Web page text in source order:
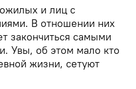
и лиц с
В отношении них
закончиться самыми
Увы, об этом мало кто
жизни, сетуют